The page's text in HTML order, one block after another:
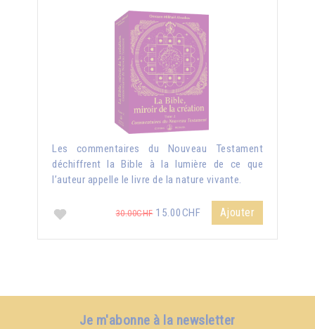
Les commentaires du Nouveau Testament
déchiffrent la Bible à la lumière de ce que
l’auteur appelle le livre de la nature vivante.
30.00CHF15.00CHF Ajouter
Je m'abonne à la newsletter